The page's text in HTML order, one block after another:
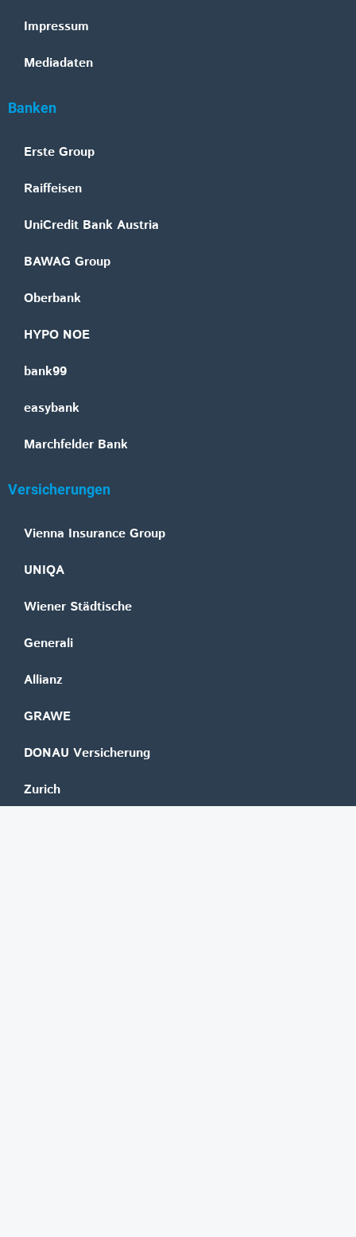
Impressum
Mediadaten
Banken
Erste Group
Raiffeisen
UniCredit Bank Austria
BAWAG Group
Oberbank
HYPO NOE
bank99
easybank
Marchfelder Bank
Versicherungen
Vienna Insurance Group
UNIQA
Wiener Städtische
Generali
Allianz
GRAWE
DONAU Versicherung
Zurich